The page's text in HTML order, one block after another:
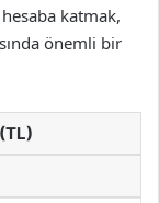
katmak,
önemli bir